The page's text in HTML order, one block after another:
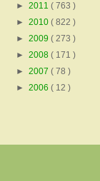
► 2011 ( 763 )
► 2010 ( 822 )
► 2009 ( 273 )
► 2008 ( 171 )
► 2007 ( 78 )
► 2006 ( 12 )